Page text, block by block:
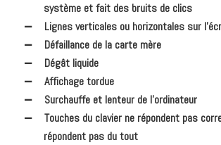
système et fait des bruits de clics
Lignes verticales ou horizontales sur
Défaillance de la carte mère
Dégât liquide
Affichage tordue
Surchauffe et lenteur de l’ordinateur
Touches du clavier ne répondent pas
répondent pas du tout